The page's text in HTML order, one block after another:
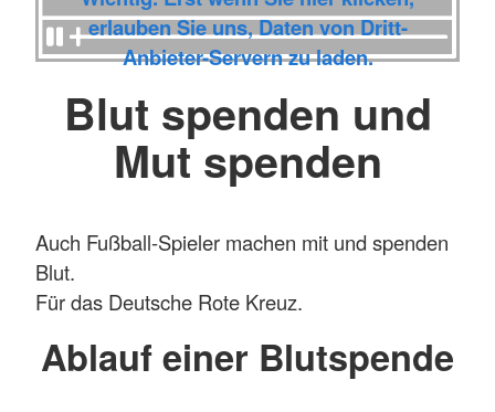
erlauben Sie uns, Daten von Dritt-
Anbieter-Servern zu laden.
Blut spenden und
Mut spenden
Auch Fußball-Spieler machen mit und spenden
Blut.
Für das Deutsche Rote Kreuz.
Ablauf einer Blutspende